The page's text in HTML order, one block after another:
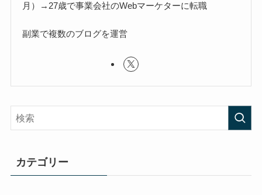
月）→27歳で事業会社のWebマーケターに転職
副業で複数のブログを運営
カテゴリー